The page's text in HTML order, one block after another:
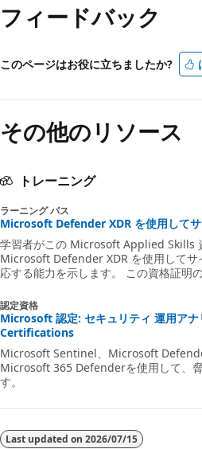
フィードバック
このページはお役に立ちましたか?
その他のリソース
トレーニング
ラーニング パス
Microsoft Defender XDR を使用して
学習者がこの Microsoft Applied Skills
Microsoft Defender XDR を使用してサ
応する能力を示します。 この資格証明
ます。 また、Microsoft Defender for
Language (KQL) の使用経験も必要です
認定資格
Microsoft 認定: セキュリティ 運用アナ
Certifications
Microsoft Sentinel、Microsoft
Microsoft 365 Defenderを使用して、
す。
Last updated on 2026/07/15